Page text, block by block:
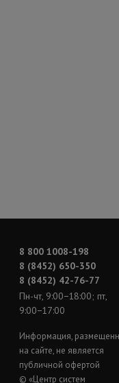
8 800 1008-198
8 (8452) 650-350
8 (8452) 42-76-77
Пн-чт, 9:00−18:00; пт,
9:00−17:00
Информация,
на сайте, не является
публичной офертой
© «Центр систем